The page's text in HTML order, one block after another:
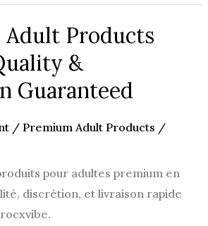
Adult Products
&
Guaranteed
/ Premium Adult Products /
pour adultes premium en
discrétion, et livraison rapide